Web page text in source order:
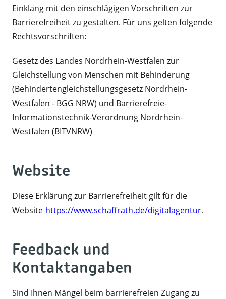
Einklang mit den einschlägigen Vorschriften zur
Barrierefreiheit zu gestalten. Für uns gelten folgende
Rechtsvorschriften:
Gesetz des Landes Nordrhein-Westfalen zur
Gleichstellung von Menschen mit Behinderung
(Behindertengleichstellungsgesetz Nordrhein-
Westfalen - BGG NRW) und Barrierefreie-
Informationstechnik-Verordnung Nordrhein-
Westfalen (BITVNRW)
Website
Diese Erklärung zur Barrierefreiheit gilt für die
Website https://www.schaffrath.de/digitalagentur.
Feedback und
Kontaktangaben
Sind Ihnen Mängel beim barrierefreien Zugang zu